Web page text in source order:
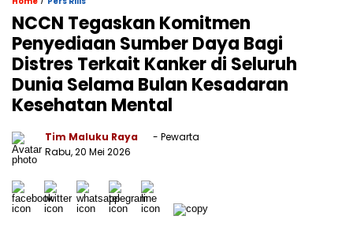
NCCN Tegaskan Komitmen
Penyediaan Sumber Daya Bagi
Distres Terkait Kanker di Seluruh
Dunia Selama Bulan Kesadaran
Kesehatan Mental
Tim Maluku Raya
- Pewarta
Rabu, 20 Mei 2026